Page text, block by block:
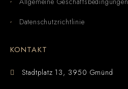
Datenschutzrichtlinie
KONTAKT
Stadtplatz 13, 3950 Gmünd